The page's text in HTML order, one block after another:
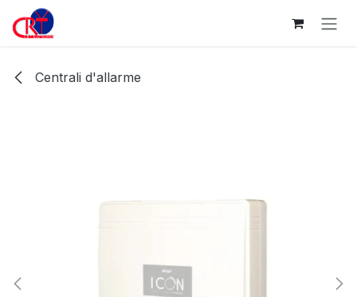
Passa al contenuto
Centrali d'allarme